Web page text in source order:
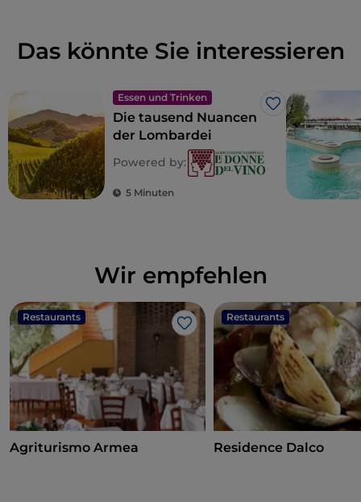
Das könnte Sie interessieren
Essen und Trinken
Like
Die tausend Nuancen
der Lombardei
Powered by:
5 Minuten
Wir empfehlen
Restaurants
Like
Agriturismo Armea
Restaurants
Residence Dalco